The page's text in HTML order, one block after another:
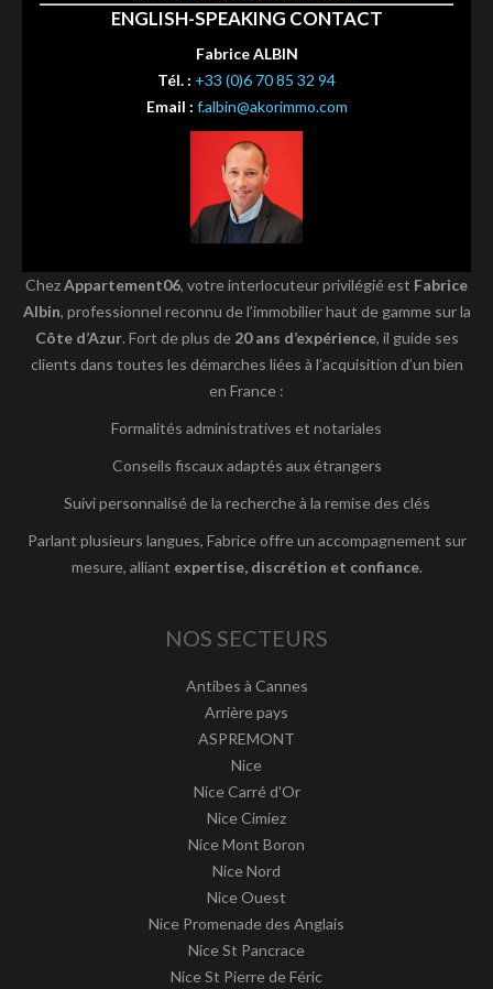
ENGLISH-SPEAKING CONTACT
Fabrice ALBIN
Tél. : +33 (0)6 70 85 32 94
Email : f.albin@akorimmo.com
ChezAppartement06, votre interlocuteur privilégié est Fabrice
Albin, professionnel reconnu de l’immobilier haut de gamme sur la
Côte d’Azur. Fort de plus de 20 ans d’expérience, il guide ses
clients dans toutes les démarches liées à l’acquisition d’un bien
en France :
Formalités administratives et notariales
Conseils fiscaux adaptés aux étrangers
Suivi personnalisé de la recherche à la remise des clés
Parlant plusieurs langues, Fabrice offre un accompagnement sur
mesure, alliant expertise, discrétion et confiance.
NOS SECTEURS
Antibes à Cannes
Arrière pays
ASPREMONT
Nice
Nice Carré d'Or
Nice Cimiez
Nice Mont Boron
Nice Nord
Nice Ouest
Nice Promenade des Anglais
Nice St Pancrace
Nice St Pierre de Féric